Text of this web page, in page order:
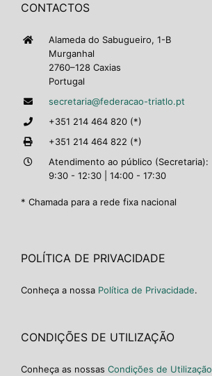
CONTACTOS
Alameda do Sabugueiro, 1-B
Murganhal
2760–128 Caxias
Portugal
secretaria@federacao-triatlo.pt
+351 214 464 820 (*)
+351 214 464 822 (*)
Atendimento ao público (Secretaria):
9:30 - 12:30 | 14:00 - 17:30
* Chamada para a rede fixa nacional
POLÍTICA DE PRIVACIDADE
Conheça a nossa Política de Privacidade.
CONDIÇÕES DE UTILIZAÇÃO
Conheça as nossas Condições de Utilização